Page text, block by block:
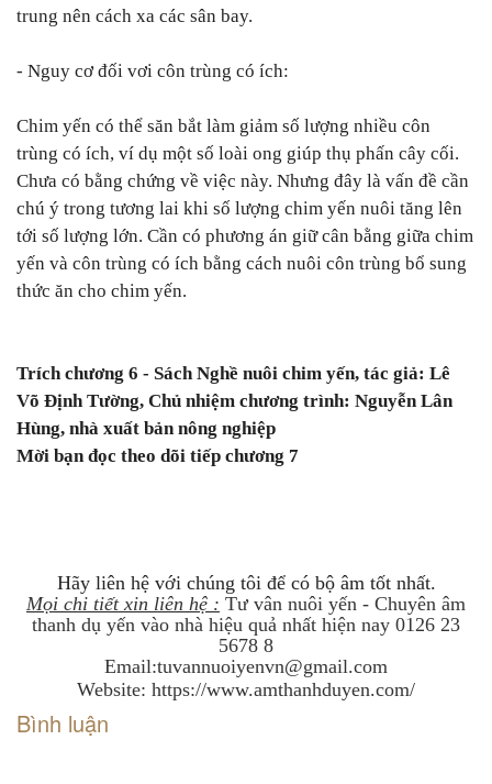
trung nên cách xa các sân bay.
- Nguy cơ đối vơi côn trùng có ích:
Chim yến có thể săn bắt làm giảm số lượng nhiều côn
trùng có ích, ví dụ một số loài ong giúp thụ phấn cây cối.
Chưa có bằng chứng về việc này. Nhưng đây là vấn đề cần
chú ý trong tương lai khi số lượng chim yến nuôi tăng lên
tới số lượng lớn. Cần có phương án giữ cân bằng giữa chim
yến và côn trùng có ích bằng cách nuôi côn trùng bổ sung
thức ăn cho chim yến.
Trích chương 6 - Sách Nghề nuôi chim yến, tác giả: Lê
Võ Định Tường, Chủ nhiệm chương trình: Nguyễn Lân
Hùng, nhà xuất bản nông nghiệp
Mời bạn đọc theo dõi tiếp chương 7
Hãy liên hệ với chúng tôi để có bộ âm tốt nhất.
Mọi chi tiết xin liên hệ : Tư vân nuôi yến - Chuyên âm
thanh dụ yến vào nhà hiệu quả nhất hiện nay 0126 23
5678 8
Email:tuvannuoiyenvn@gmail.com
Website: https://www.amthanhduyen.com/
Bình luận